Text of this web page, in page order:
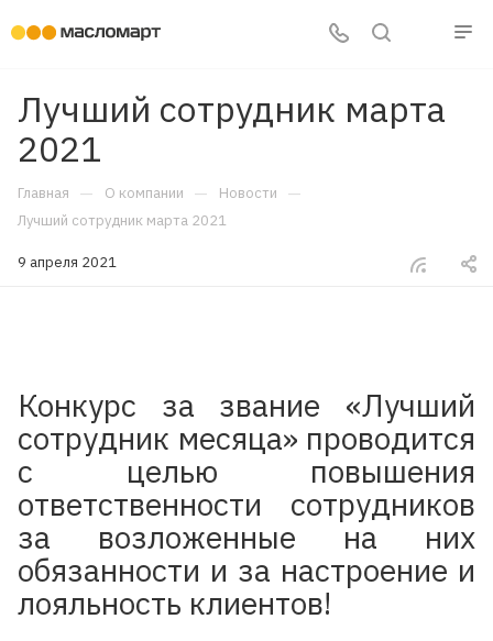
Лучший сотрудник марта
2021
Главная — О компании — Новости —
Лучший сотрудник марта 2021
9 апреля 2021
Конкурс за звание «Лучший
сотрудник месяца» проводится
с целью повышения
ответственности сотрудников
за возложенные на них
обязанности и за настроение и
лояльность клиентов!